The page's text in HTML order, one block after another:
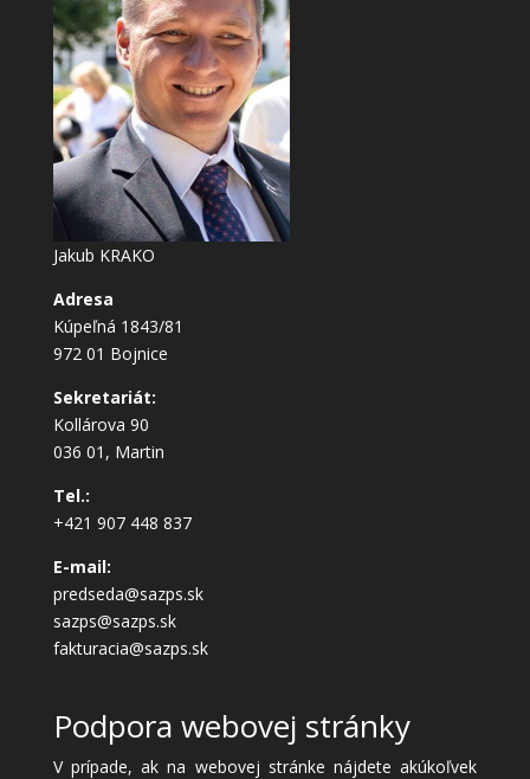
Jakub KRAKO
Adresa
Kúpeľná 1843/81
972 01 Bojnice
Sekretariát:
Kollárova 90
036 01, Martin
Tel.:
+421 907 448 837
E-mail:
predseda@sazps.sk
sazps@sazps.sk
fakturacia@sazps.sk
Podpora webovej stránky
V prípade, ak na webovej stránke nájdete akúkoľvek